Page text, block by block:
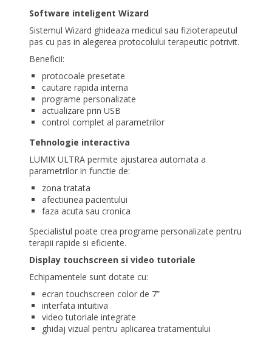
Software inteligent Wizard
Sistemul Wizard ghideaza medicul sau fizioterapeutul
pas cu pas in alegerea protocolului terapeutic potrivit.
Beneficii:
protocoale presetate
cautare rapida interna
programe personalizate
actualizare prin USB
control complet al parametrilor
Tehnologie interactiva
LUMIX ULTRA permite ajustarea automata a
parametrilor in functie de:
zona tratata
afectiunea pacientului
faza acuta sau cronica
Specialistul poate crea programe personalizate pentru
terapii rapide si eficiente.
Display touchscreen si video tutoriale
Echipamentele sunt dotate cu:
ecran touchscreen color de 7”
interfata intuitiva
video tutoriale integrate
ghidaj vizual pentru aplicarea tratamentului